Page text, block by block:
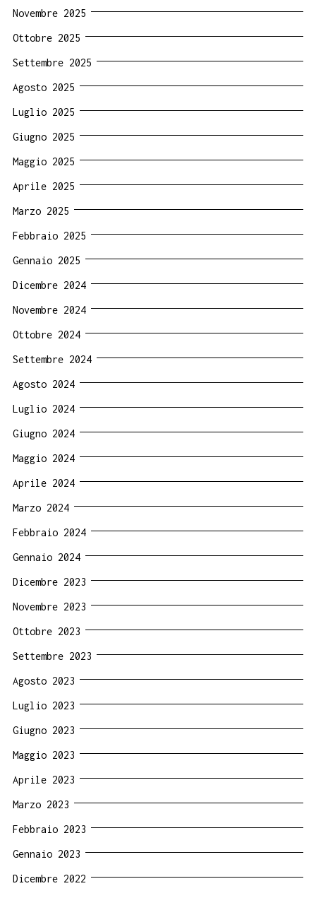
Novembre 2025
Ottobre 2025
Settembre 2025
Agosto 2025
Luglio 2025
Giugno 2025
Maggio 2025
Aprile 2025
Marzo 2025
Febbraio 2025
Gennaio 2025
Dicembre 2024
Novembre 2024
Ottobre 2024
Settembre 2024
Agosto 2024
Luglio 2024
Giugno 2024
Maggio 2024
Aprile 2024
Marzo 2024
Febbraio 2024
Gennaio 2024
Dicembre 2023
Novembre 2023
Ottobre 2023
Settembre 2023
Agosto 2023
Luglio 2023
Giugno 2023
Maggio 2023
Aprile 2023
Marzo 2023
Febbraio 2023
Gennaio 2023
Dicembre 2022